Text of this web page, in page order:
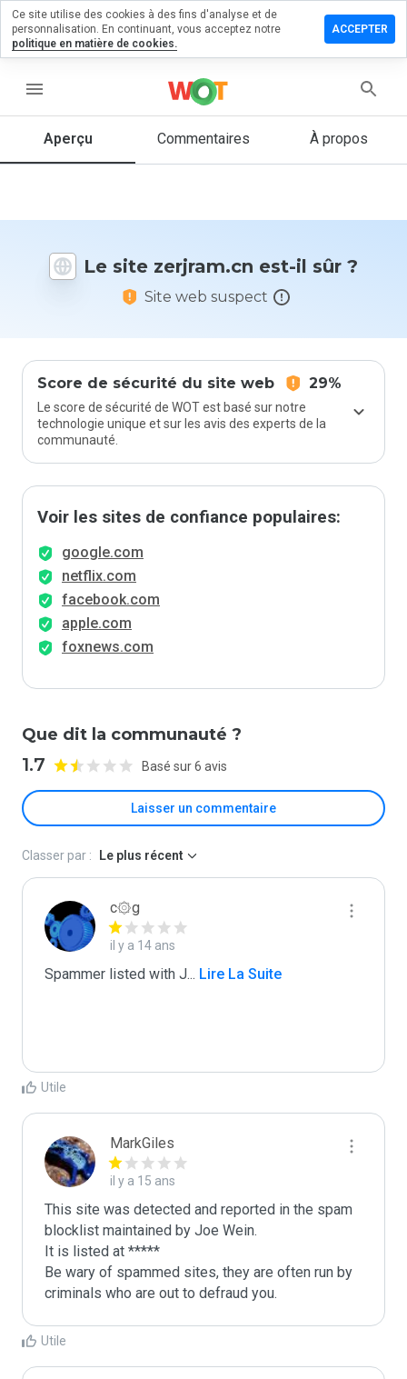
menu
Aperçu Commentaires À propos
Le site zerjram.cn est-il sûr ?
Site web suspect
Score de sécurité du site web 29%
Le score de sécurité de WOT est basé sur notre
technologie unique et sur les avis des experts de la
communauté.
Voir les sites de confiance populaires:
google.com
netflix.com
facebook.com
apple.com
foxnews.com
Que dit la communauté ?
1.7 Basé sur 6 avis
Laisser un commentaire
un
1 et 5
vous à ce
Classer par : Le plus récent
c۞g
il y a 14 ans
Spammer listed with J... Lire La Suite
Utile
MarkGiles
il y a 15 ans
This site was detected and reported in the spam
blocklist maintained by Joe Wein.
It is listed at *****
Be wary of spammed sites, they are often run by
criminals who are out to defraud you.
Utile
Ce site utilise des cookies à des fins d'analyse et de
personnalisation. En continuant, vous acceptez notre
politique en matière de cookies.
ACCEPTER